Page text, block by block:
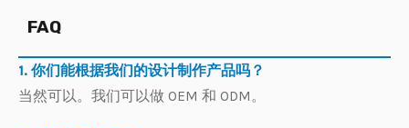
FAQ
1. 你们能根据我们的设计制作产品吗？
当然可以。我们可以做 OEM 和 ODM。